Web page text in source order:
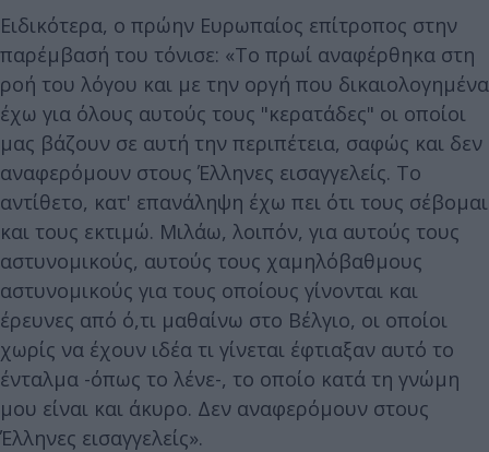
Ειδικότερα, ο πρώην Ευρωπαίος επίτροπος στην
παρέμβασή του τόνισε: «Το πρωί αναφέρθηκα στη
ροή του λόγου και με την οργή που δικαιολογημένα
έχω για όλους αυτούς τους "κερατάδες" οι οποίοι
μας βάζουν σε αυτή την περιπέτεια, σαφώς και δεν
αναφερόμουν στους Έλληνες εισαγγελείς. Το
αντίθετο, κατ' επανάληψη έχω πει ότι τους σέβομαι
και τους εκτιμώ. Μιλάω, λοιπόν, για αυτούς τους
αστυνομικούς, αυτούς τους χαμηλόβαθμους
αστυνομικούς για τους οποίους γίνονται και
έρευνες από ό,τι μαθαίνω στο Βέλγιο, οι οποίοι
χωρίς να έχουν ιδέα τι γίνεται έφτιαξαν αυτό το
ένταλμα -όπως το λένε-, το οποίο κατά τη γνώμη
μου είναι και άκυρο. Δεν αναφερόμουν στους
Έλληνες εισαγγελείς».